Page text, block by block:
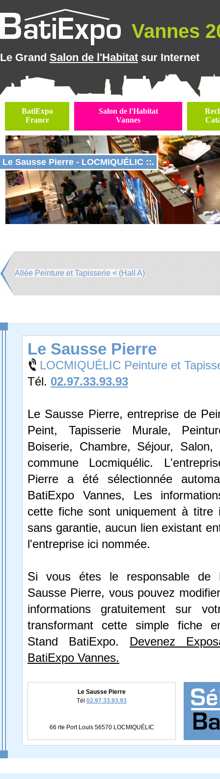
Vannes
Le Grand Salon de l'Habitat sur Internet
BatiExpo
France
Salon de l'Habitat
Vannes
Le Sausse Pierre - LOCMIQUÉLIC ::.
Allée Peinture et Tapisserie < (Hall A)
Le Sausse Pierre
LOCMIQUÉLIC Peinture et
Tél. 02.97.33.93.93
Le Sausse Pierre, entreprise de
Peint, Tapisserie Murale,
Boiserie, Chambre, Séjour,
commune Locmiquélic.
Pierre a été sélectionnée
BatiExpo Vannes, Les
cette fiche sont uniquement à titre
sans garantie, aucun lien existant
l'entreprise ici nommée.
Si vous étes le responsable de
Sausse Pierre, vous pouvez
informations gratuitement sur
transformant cette simple fiche
Stand BatiExpo. Devenez
BatiExpo Vannes.
Le Sausse Pierre
Tél 02.97.33.93.93
66 rte Port Louis 56570 LOCMIQUÉLIC